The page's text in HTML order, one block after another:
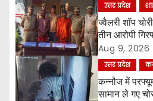
i
o
n
उत्तर प्रदेश
ज्वैलरी शॉप
तीन आरोपी
Aug 9, 2026
उत्तर प्रदेश
कन्नौज में
सामान ले गए